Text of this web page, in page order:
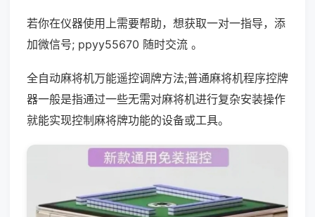
若你在仪器使用上需要帮助，想获取一对一指导，添
加微信号; ppyy55670 随时交流 。
全自动麻将机万能遥控调牌方法;普通麻将机程序控牌
器一般是指通过一些无需对麻将机进行复杂安装操作
就能实现控制麻将牌功能的设备或工具。